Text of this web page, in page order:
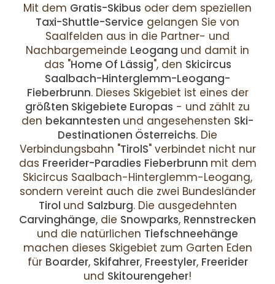
Mit dem Gratis-Skibus oder dem speziellen
Taxi-Shuttle-Service gelangen Sie von
Saalfelden aus in die Partner- und
Nachbargemeinde Leogang und damit in
das "Home Of Lässig", den Skicircus
Saalbach-Hinterglemm-Leogang-
Fieberbrunn. Dieses Skigebiet ist eines der
größten Skigebiete Europas - und zählt zu
den bekanntesten und angesehensten Ski-
Destinationen Österreichs. Die
Verbindungsbahn "TirolS" verbindet nicht nur
das Freerider-Paradies Fieberbrunn mit dem
Skicircus Saalbach-Hinterglemm-Leogang,
sondern vereint auch die zwei Bundesländer
Tirol und Salzburg. Die ausgedehnten
Carvinghänge, die Snowparks, Rennstrecken
und die natürlichen Tiefschneehänge
machen dieses Skigebiet zum Garten Eden
für Boarder, Skifahrer, Freestyler, Freerider
und Skitourengeher!